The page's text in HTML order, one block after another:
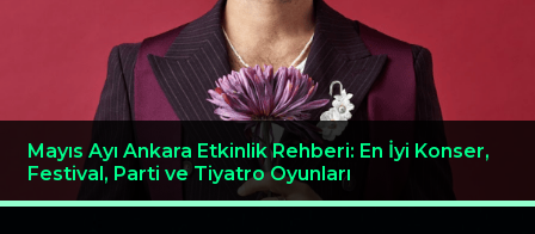
Mayıs Ayı Ankara Etkinlik Rehberi: En İyi Konser,
Festival, Parti ve Tiyatro Oyunları